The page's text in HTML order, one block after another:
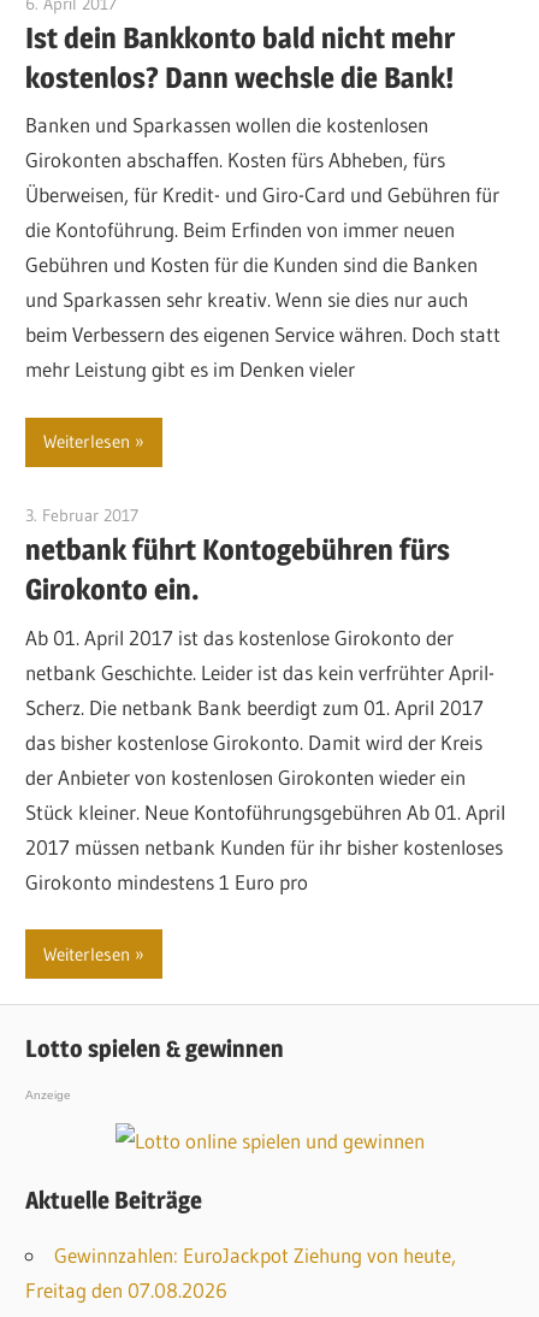
Ist dein Bankkonto bald nicht mehr
kostenlos? Dann wechsle die Bank!
Banken und Sparkassen wollen die kostenlosen
Girokonten abschaffen. Kosten fürs Abheben, fürs
Überweisen, für Kredit- und Giro-Card und Gebühren für
die Kontoführung. Beim Erfinden von immer neuen
Gebühren und Kosten für die Kunden sind die Banken
und Sparkassen sehr kreativ. Wenn sie dies nur auch
beim Verbessern des eigenen Service währen. Doch statt
mehr Leistung gibt es im Denken vieler
Weiterlesen
3. Februar 2017
netbank führt Kontogebühren fürs
Girokonto ein.
Ab 01. April 2017 ist das kostenlose Girokonto der
netbank Geschichte. Leider ist das kein verfrühter April-
Scherz. Die netbank Bank beerdigt zum 01. April 2017
das bisher kostenlose Girokonto. Damit wird der Kreis
der Anbieter von kostenlosen Girokonten wieder ein
Stück kleiner. Neue Kontoführungsgebühren Ab 01. April
2017 müssen netbank Kunden für ihr bisher kostenloses
Girokonto mindestens 1 Euro pro
Weiterlesen
Lotto spielen & gewinnen
Anzeige
Aktuelle Beiträge
Gewinnzahlen: EuroJackpot Ziehung von heute,
Freitag den 07.08.2026